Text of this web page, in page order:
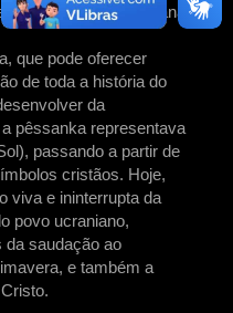
folclóricas e o artesanato
que pode oferecer
de toda a história do
da
pêssanka representava
passando a partir de
cristãos. Hoje,
viva e ininterrupta da
povo ucraniano,
da saudação ao
e também a